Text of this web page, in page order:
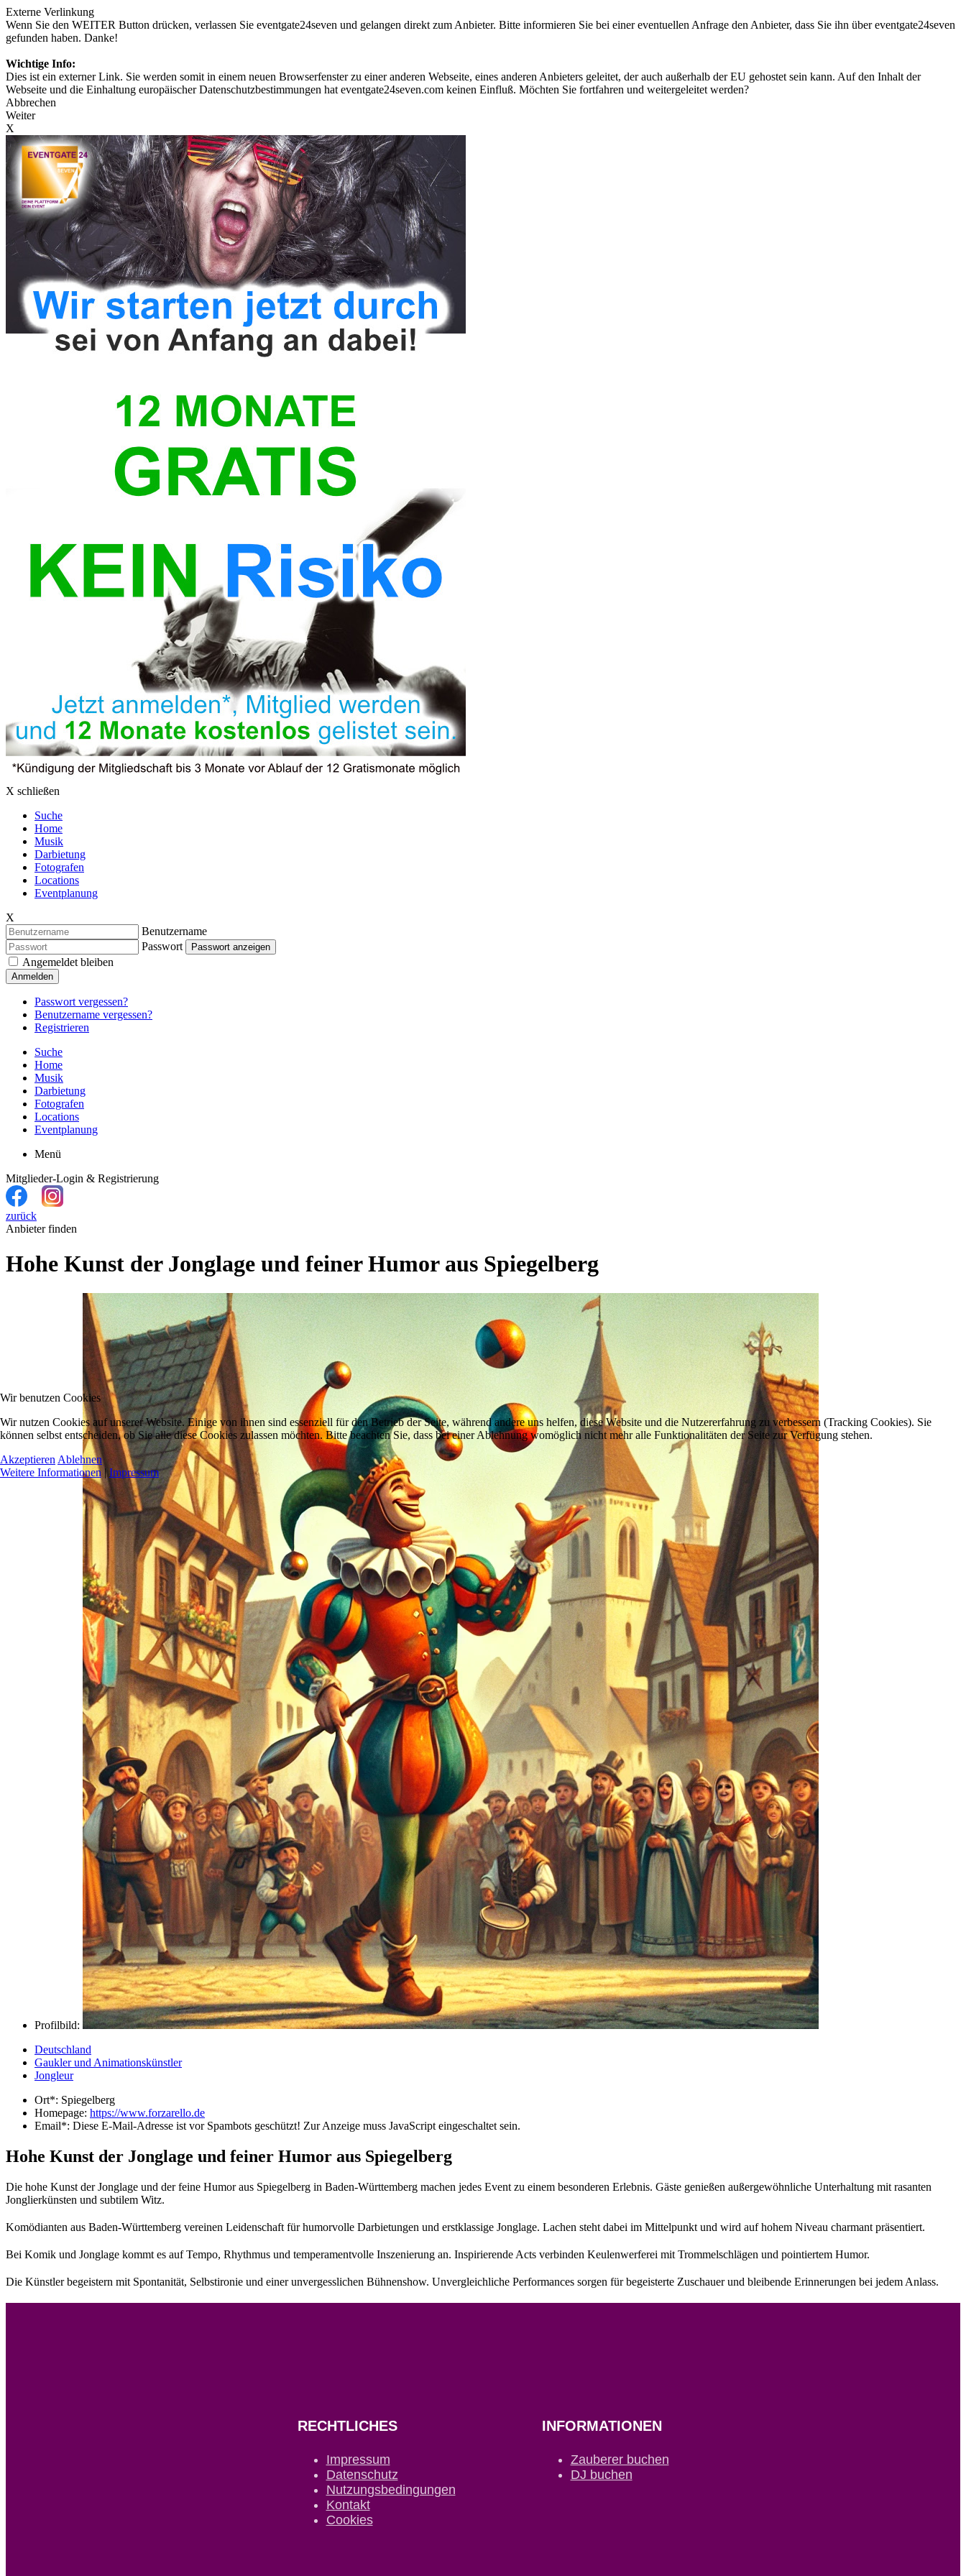
Externe Verlinkung
Wenn Sie den WEITER Button drücken, verlassen Sie eventgate24seven und gelangen direkt zum Anbieter. Bitte informieren Sie bei einer eventuellen Anfrage den Anbieter, dass Sie ihn über eventgate24seven
gefunden haben. Danke!
Wichtige Info:
Dies ist ein externer Link. Sie werden somit in einem neuen Browserfenster zu einer anderen Webseite, eines anderen Anbieters geleitet, der auch außerhalb der EU gehostet sein kann. Auf den Inhalt der
Webseite und die Einhaltung europäischer Datenschutzbestimmungen hat eventgate24seven.com keinen Einfluß. Möchten Sie fortfahren und weitergeleitet werden?
Abbrechen
Weiter
X
X schließen
Suche
Home
Musik
Darbietung
Fotografen
Locations
Eventplanung
X
Benutzername
Passwort
Passwort anzeigen
Angemeldet bleiben
Anmelden
Passwort vergessen?
Benutzername vergessen?
Registrieren
Suche
Home
Musik
Darbietung
Fotografen
Locations
Eventplanung
Menü
Mitglieder-Login & Registrierung
zurück
Anbieter finden
Hohe Kunst der Jonglage und feiner Humor aus Spiegelberg
Profilbild:
Deutschland
Gaukler und Animationskünstler
Jongleur
Ort*: Spiegelberg
Homepage: https://www.forzarello.de
Email*: Diese E-Mail-Adresse ist vor Spambots geschützt! Zur Anzeige muss JavaScript eingeschaltet sein.
Hohe Kunst der Jonglage und feiner Humor aus Spiegelberg
Die hohe Kunst der Jonglage und der feine Humor aus Spiegelberg in Baden-Württemberg machen jedes Event zu einem besonderen Erlebnis. Gäste genießen außergewöhnliche Unterhaltung mit rasanten
Jonglierkünsten und subtilem Witz.
Komödianten aus Baden-Württemberg vereinen Leidenschaft für humorvolle Darbietungen und erstklassige Jonglage. Lachen steht dabei im Mittelpunkt und wird auf hohem Niveau charmant präsentiert.
Bei Komik und Jonglage kommt es auf Tempo, Rhythmus und temperamentvolle Inszenierung an. Inspirierende Acts verbinden Keulenwerferei mit Trommelschlägen und pointiertem Humor.
Die Künstler begeistern mit Spontanität, Selbstironie und einer unvergesslichen Bühnenshow. Unvergleichliche Performances sorgen für begeisterte Zuschauer und bleibende Erinnerungen bei jedem Anlass.
RECHTLICHES
Impressum
Datenschutz
Nutzungsbedingungen
Kontakt
Cookies
INFORMATIONEN
Zauberer buchen
DJ buchen
Wir benutzen Cookies
Wir nutzen Cookies auf unserer Website. Einige von ihnen sind essenziell für den Betrieb der Seite, während andere uns helfen, diese Website und die Nutzererfahrung zu verbessern (Tracking Cookies). Sie
können selbst entscheiden, ob Sie alle diese Cookies zulassen möchten. Bitte beachten Sie, dass bei einer Ablehnung womöglich nicht mehr alle Funktionalitäten der Seite zur Verfügung stehen.
Akzeptieren Ablehnen
Weitere Informationen |Impressum